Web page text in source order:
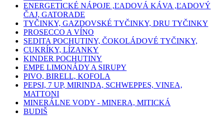
ENERGETICKÉ NÁPOJE ,ĽADOVÁ KÁVA ,ĽADOVÝ
ČAJ, GATORADE
TYČINKY, GAZDOVSKÉ TYČINKY, DRU TYČINKY
PROSECCO A VÍNO
SEDITA POCHUTINY, ČOKOLÁDOVÉ TYČINKY,
CUKRÍKY, LÍZANKY
KINDER POCHUTINY
EMPE LIMONÁDY A SIRUPY
PIVO, BIRELL, KOFOLA
PEPSI, 7 UP, MIRINDA, SCHWEPPES, VINEA,
MATTONI
MINERÁLNE VODY - MINERA, MITICKÁ
BUDIŠ